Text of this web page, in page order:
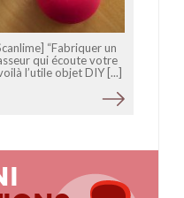
“Fabriquer un
qui écoute votre
l’utile objet DIY [...]